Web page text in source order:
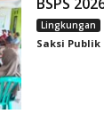
Lingkungan
Saksi Publik